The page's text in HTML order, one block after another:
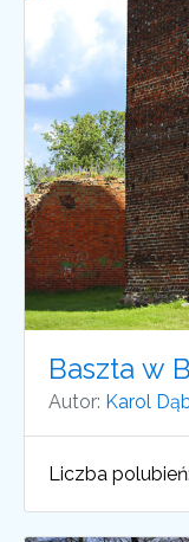
Baszta w
Autor: Karol
Liczba polubień: